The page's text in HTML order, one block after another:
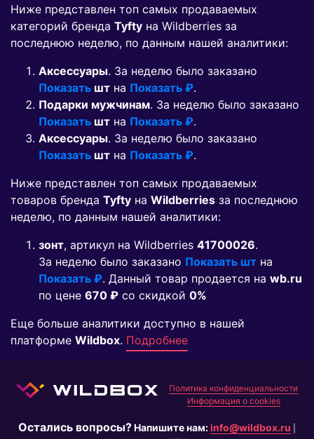
Ниже представлен топ самых продаваемых
категорий бренда Tyfty на Wildberries за
последнюю неделю, по данным нашей аналитики:
Аксессуары. За неделю было заказано
Показать шт на Показать ₽.
Подарки мужчинам. За неделю было заказано
Показать шт на Показать ₽.
Аксессуары. За неделю было заказано
Показать шт на Показать ₽.
Ниже представлен топ самых продаваемых
товаров бренда Tyfty на Wildberries за последнюю
неделю, по данным нашей аналитики:
зонт, артикул на Wildberries 41700026.
За неделю было заказано Показать шт на
Показать ₽. Данный товар продается на wb.ru
по цене 670 ₽ co скидкой 0%
Еще больше аналитики доступно в нашей
платформе Wildbox. Подробнее
Политика конфиденциальности
Информация о cookies
Остались вопросы?Напишите нам:info@wildbox.ru